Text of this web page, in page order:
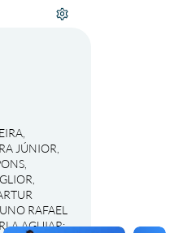
JÚNIOR,
RAFAEL
AGUIAR;